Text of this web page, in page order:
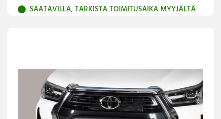
SAATAVILLA, TARKISTA TOIMITUSAIKA MYYJÄLTÄ